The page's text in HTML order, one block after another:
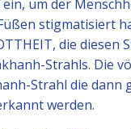
um der
stigmatisiert
die
Strahls. Die
Strahl die dann
werden.